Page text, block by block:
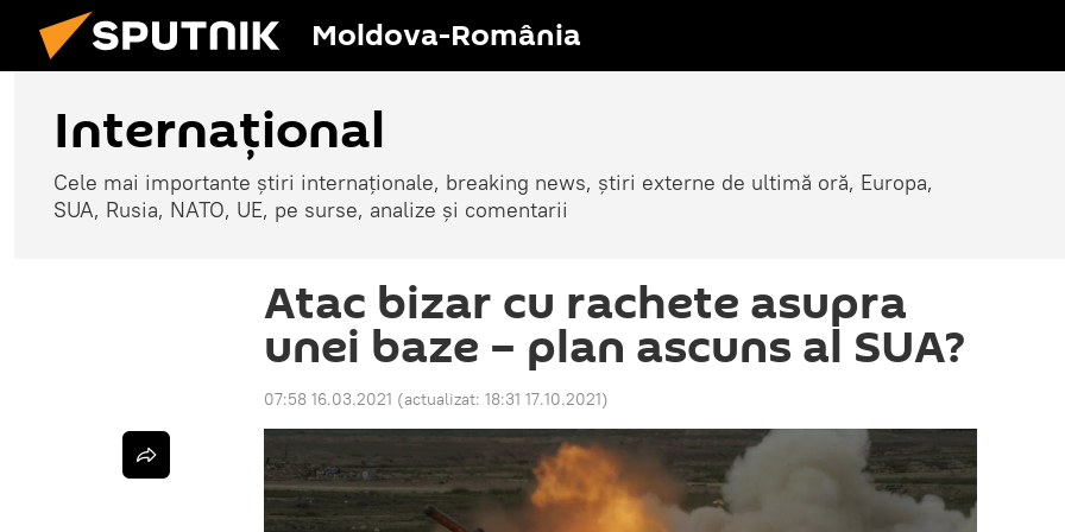
Moldova-România
Internaţional
Cele mai importante știri internaționale, breaking news, știri externe de ultimă oră, Europa,
SUA, Rusia, NATO, UE, pe surse, analize și comentarii
Atac bizar cu rachete asupra
unei baze – plan ascuns al SUA?
07:58 16.03.2021 (actualizat: 18:31 17.10.2021)